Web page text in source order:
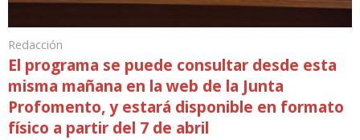
Redacción
El programa se puede consultar desde esta
misma mañana en la web de la Junta
Profomento, y estará disponible en formato
físico a partir del 7 de abril